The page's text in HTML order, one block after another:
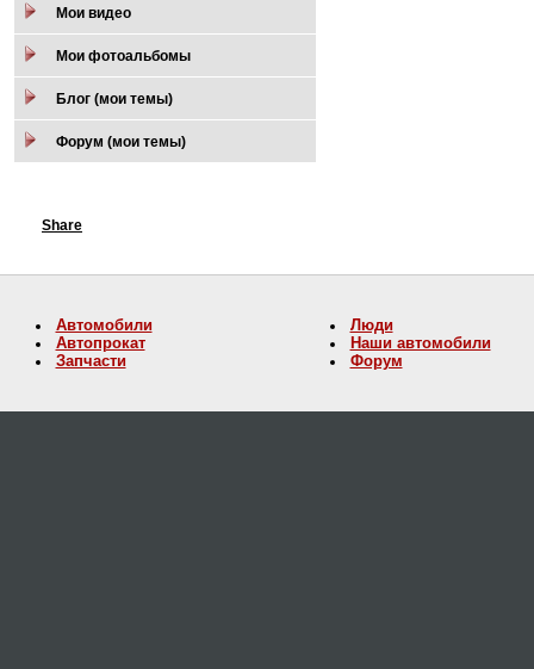
Мои видео
Мои фотоальбомы
Блог (мои темы)
Форум (мои темы)
Share
Автомобили
Автопрокат
Запчасти
Люди
Наши автомобили
Форум